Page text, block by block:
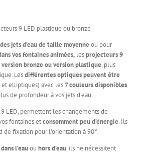
jets d’eau de taille moyenne ou pour
vos fontaines animées, lesprojecteurs 9
version bronze ou version plastique, plus
Lesdifférentes optiques peuvent être
et elliptiques) avec les7 couleurs disponibles
de profondeur à vos jets d’eau.
LED, permettent les changements de
fontaines etconsomment peu d’énergie. Ils
de fixation pour l’orientation à 90°.
l’eauou hors d’eau, ils ne nécessitent